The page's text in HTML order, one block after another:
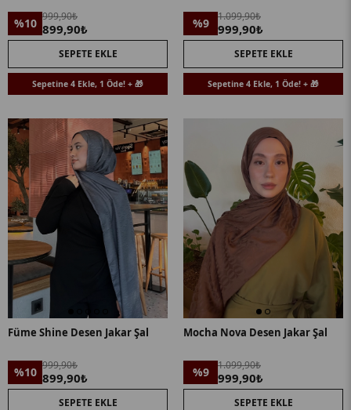
%10 999,90₺
899,90₺
SEPETE EKLE
Sepetine 4 Ekle, 1 Öde! + 🎁
%9 1.099,90₺
999,90₺
SEPETE EKLE
Sepetine 4 Ekle, 1 Öde! + 🎁
Füme Shine Desen Jakar Şal
%10 999,90₺
899,90₺
SEPETE EKLE
Mocha Nova Desen Jakar Şal
%9 1.099,90₺
999,90₺
SEPETE EKLE